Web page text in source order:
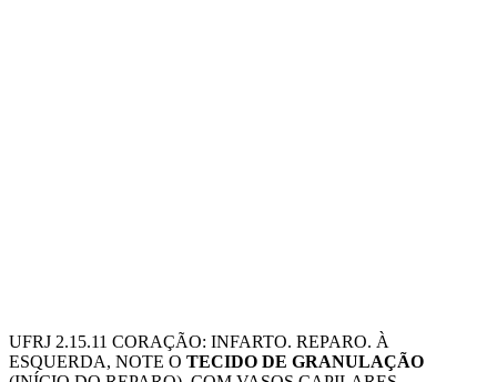
UFRJ 2.15.11 CORAÇÃO: INFARTO. REPARO. À
ESQUERDA, NOTE O TECIDO DE GRANULAÇÃO